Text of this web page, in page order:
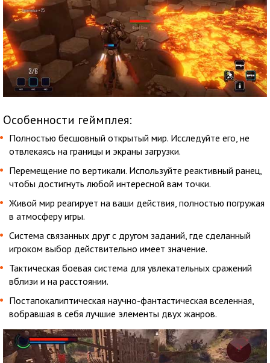
Особенности геймплея:
Полностью бесшовный открытый мир. Исследуйте его, не
отвлекаясь на границы и экраны загрузки.
Перемещение по вертикали. Используйте реактивный ранец,
чтобы достигнуть любой интересной вам точки.
Живой мир реагирует на ваши действия, полностью погружая
в атмосферу игры.
Система связанных друг с другом заданий, где сделанный
игроком выбор действительно имеет значение.
Тактическая боевая система для увлекательных сражений
вблизи и на расстоянии.
Постапокалиптическая научно-фантастическая вселенная,
вобравшая в себя лучшие элементы двух жанров.